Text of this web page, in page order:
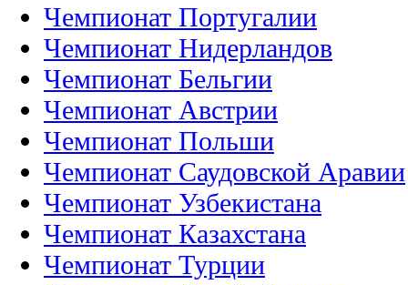
Чемпионат Португалии
Чемпионат Нидерландов
Чемпионат Бельгии
Чемпионат Австрии
Чемпионат Польши
Чемпионат Саудовской Аравии
Чемпионат Узбекистана
Чемпионат Казахстана
Чемпионат Турции